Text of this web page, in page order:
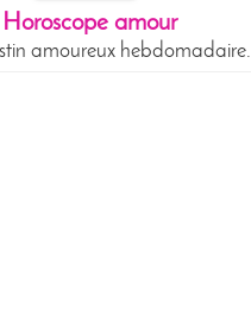
Horoscope amour
amoureux hebdomadaire.